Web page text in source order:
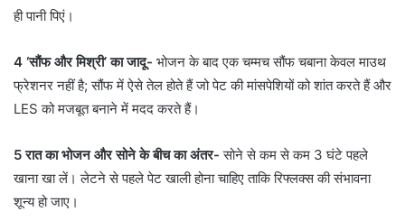
ही पानी पिएं।
4 ‘सौंफ और मिश्री’ का जादू- भोजन के बाद एक चम्मच सौंफ चबाना केवल माउथ
फ्रेशनर नहीं है; सौंफ में ऐसे तेल होते हैं जो पेट की मांसपेशियों को शांत करते हैं और
LES को मजबूत बनाने में मदद करते हैं।
5 रात का भोजन और सोने के बीच का अंतर- सोने से कम से कम 3 घंटे पहले
खाना खा लें। लेटने से पहले पेट खाली होना चाहिए ताकि रिफ्लक्स की संभावना
शून्य हो जाए।